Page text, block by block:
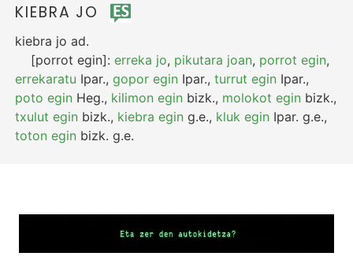
KIEBRA JO
kiebra jo ad.
[porrot egin]:erreka jo, pikutara joan, porrot egin,
errekaratu Ipar.,gopor egin Ipar.,turrut egin Ipar.,
poto egin Heg., kilimon egin bizk., molokot egin bizk.,
txulut egin bizk., kiebra egin g.e., kluk egin Ipar. g.e.,
toton egin bizk. g.e.